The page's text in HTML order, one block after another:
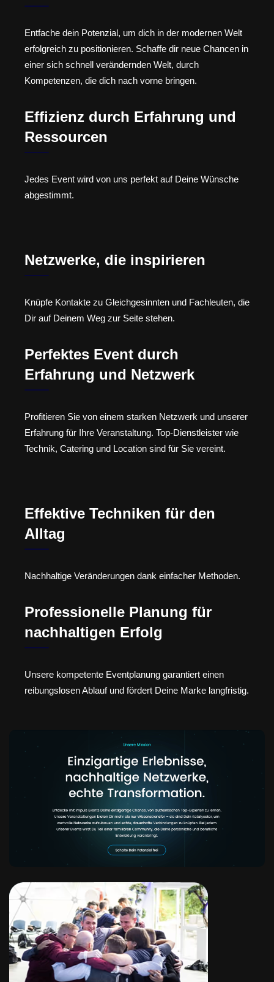
Entfache dein Potenzial, um dich in der modernen Welt
erfolgreich zu positionieren. Schaffe dir neue Chancen in
einer sich schnell verändernden Welt, durch
Kompetenzen, die dich nach vorne bringen.
Effizienz durch Erfahrung und
Ressourcen
Jedes Event wird von uns perfekt auf Deine Wünsche
abgestimmt.
Netzwerke, die inspirieren
Knüpfe Kontakte zu Gleichgesinnten und Fachleuten, die
Dir auf Deinem Weg zur Seite stehen.
Perfektes Event durch
Erfahrung und Netzwerk
Profitieren Sie von einem starken Netzwerk und unserer
Erfahrung für Ihre Veranstaltung. Top-Dienstleister wie
Technik, Catering und Location sind für Sie vereint.
Effektive Techniken für den
Alltag
Nachhaltige Veränderungen dank einfacher Methoden.
Professionelle Planung für
nachhaltigen Erfolg
Unsere kompetente Eventplanung garantiert einen
reibungslosen Ablauf und fördert Deine Marke langfristig.